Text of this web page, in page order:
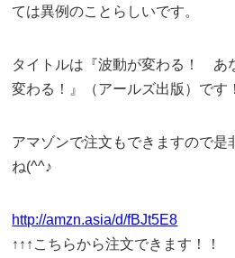
ては異例のことらしいです。
タイトルは『波動が変わる！
変わる！』（アールズ出版）です
アマゾンで注文もできますので是
ね(^^♪
http://amzn.asia/d/fBJt5E8
↑↑↑こちらから注文できます！！